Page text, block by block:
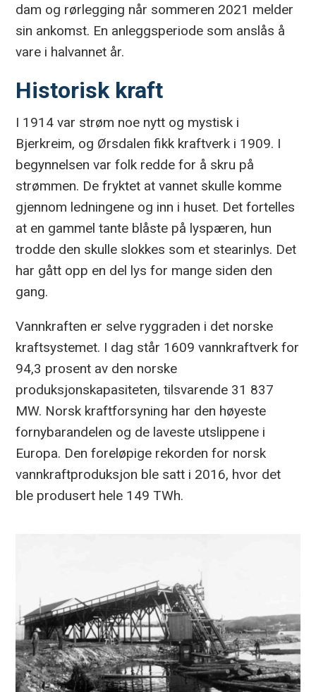
dam og rørlegging når sommeren 2021 melder
sin ankomst. En anleggsperiode som anslås å
vare i halvannet år.
Historisk kraft
I 1914 var strøm noe nytt og mystisk i
Bjerkreim, og Ørsdalen fikk kraftverk i 1909. I
begynnelsen var folk redde for å skru på
strømmen. De fryktet at vannet skulle komme
gjennom ledningene og inn i huset. Det fortelles
at en gammel tante blåste på lyspæren, hun
trodde den skulle slokkes som et stearinlys. Det
har gått opp en del lys for mange siden den
gang.
Vannkraften er selve ryggraden i det norske
kraftsystemet. I dag står 1609 vannkraftverk for
94,3 prosent av den norske
produksjonskapasiteten, tilsvarende 31 837
MW. Norsk kraftforsyning har den høyeste
fornybarandelen og de laveste utslippene i
Europa. Den foreløpige rekorden for norsk
vannkraftproduksjon ble satt i 2016, hvor det
ble produsert hele 149 TWh.